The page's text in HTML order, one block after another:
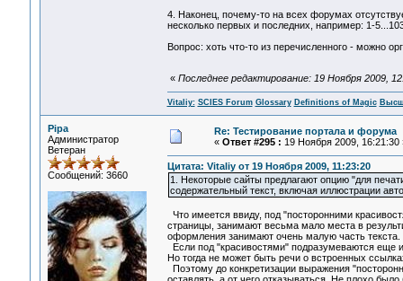
4. Наконец, почему-то на всех форумах
несколько первых и последних, например: 1-
Вопрос: хоть что-то из перечисленного - можно
« Последнее редактирование: 19 Ноября 2009,
Vitaliy: SCIES Forum Glossary Definitions of Magic
Pipa
Администратор
Ветеран
Сообщений: 3660
Re: Тестирование портала и форума
« Ответ #295 : 19 Ноября 2009, 16:21:30
Цитата: Vitaliy от 19 Ноября 2009, 11:23:20
1. Некоторые сайты предлагают опцию "для
содержательный текст, включая иллюстрации
Что имеется ввиду, под "посторонними
страницы, занимают весьма мало места в
оформления занимают очень малую часть текста.
Если под "красивостями" подразумеваются еще
Но тогда не может быть речи о встроенных
Поэтому до конкретизации выражения